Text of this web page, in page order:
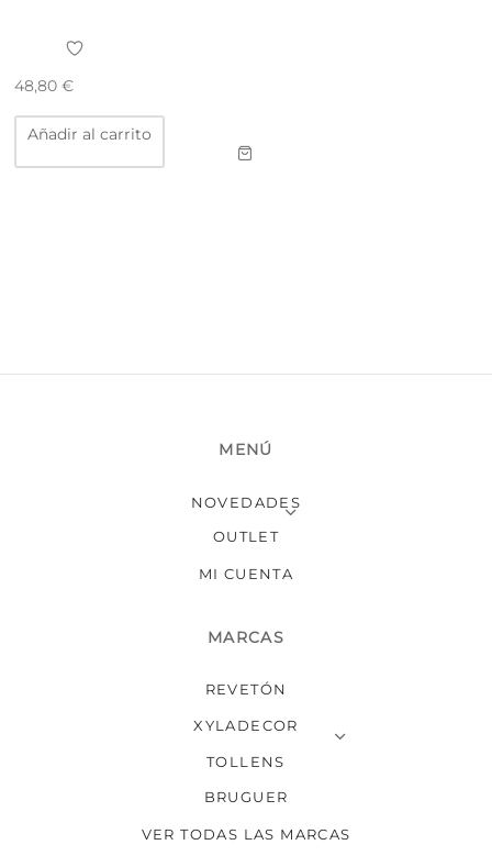
48,80 €
Añadir al carrito
MENÚ
NOVEDADES
OUTLET
MI CUENTA
MARCAS
REVETÓN
XYLADECOR
TOLLENS
BRUGUER
VER TODAS LAS MARCAS